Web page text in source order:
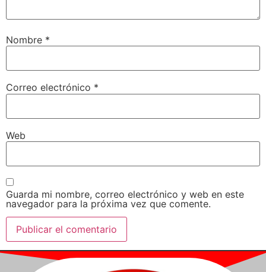
Nombre *
Correo electrónico *
Web
Guarda mi nombre, correo electrónico y web en este
navegador para la próxima vez que comente.